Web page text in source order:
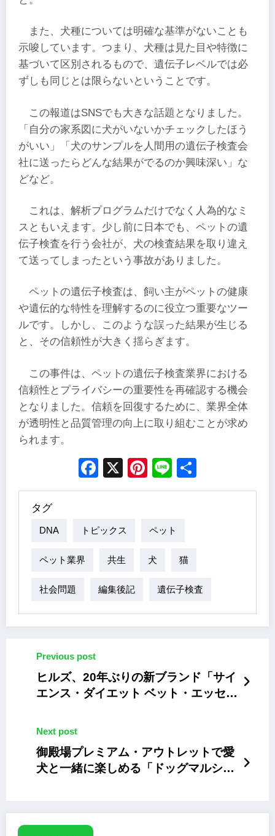
また、犬種については明確な基準がないことも
示唆しています。つまり、犬種は見た目や特徴に
基づいて区別されるもので、遺伝子レベルでは必
ずしも同じとは限らないということです。
この報道はSNSでも大きな話題となりました。
「自分の家系図に犬がいないかチェックしたほう
がいい」「犬のサンプルを人間用の遺伝子検査会
社に送ったらどんな結果がでるのか興味深い」な
どなど。
これは、解析プログラムだけでなく人為的なミ
スともいえます。少し前に日本でも、ペットの遺
伝子検査を行う会社が、犬の検査結果を取り違え
て送ってしまったという事故がありました。
ペットの遺伝子検査は、飼い主がペットの健康
や遺伝的な特性を理解するのに役立つ重要なツー
ルです。しかし、このような誤った結果が生じる
と、その信頼性が大きく揺らぎます。
この事件は、ペットの遺伝子検査業界における
信頼性とプライバシーの重要性を再確認する機会
となりました。信頼を回復するために、業界全体
が透明性と品質管理の向上に取り組むことが求め
られます。
Facebook
X Pinterest
Line
タグ
DNA トピックス ペット
ペット業界 共生 犬 猫
社会問題 編集後記 遺伝子検査
Previous post
ヒルズ、20年ぶりの新ブランド「サイ
エンス・ダイエット ベット・エッセン
Next post
御殿場プレミアム・アウトレットで愛
犬と一緒に楽しめる「ドッグマルシ